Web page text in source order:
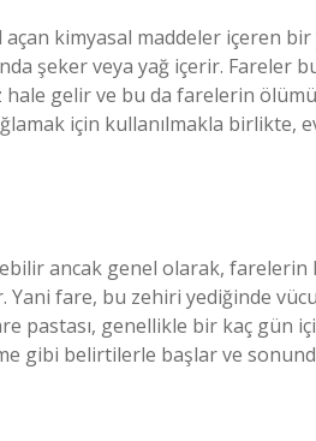
kimyasal maddeler içeren
şeker veya yağ içerir. Fareler
gelir ve bu da farelerin
için kullanılmakla birlikte,
ancak genel olarak, farelerin
fare, bu zehiri yediğinde
pastası, genellikle bir kaç gün
gibi belirtilerle başlar ve